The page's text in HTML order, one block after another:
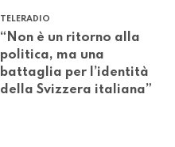
TELERADIO
“Non è un ritorno alla
politica, ma una
battaglia per l’identità
della Svizzera italiana”